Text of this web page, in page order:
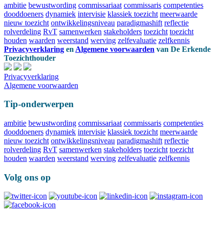
ambitie bewustwording commissariaat commissaris competenties
dooddoeners dynamiek intervisie klassiek toezicht meerwaarde
nieuw toezicht ontwikkelingsniveau paradigmashift reflectie
rolverdeling RvT samenwerken stakeholders toezicht toezicht
houden waarden weerstand werving zelfevaluatie zelfkennis
Privacyverklaring en Algemene voorwaarden van De Erkende
Toezichthouder
Privacyverklaring
Algemene voorwaarden
Tip-onderwerpen
ambitie bewustwording commissariaat commissaris competenties
dooddoeners dynamiek intervisie klassiek toezicht meerwaarde
nieuw toezicht ontwikkelingsniveau paradigmashift reflectie
rolverdeling RvT samenwerken stakeholders toezicht toezicht
houden waarden weerstand werving zelfevaluatie zelfkennis
Volg ons op